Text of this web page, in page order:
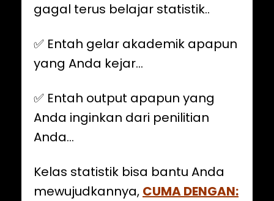
gagal terus belajar statistik..
✅️ Entah gelar akademik apapun
yang Anda kejar…
✅️ Entah output apapun yang
Anda inginkan dari penilitian
Anda…
Kelas statistik bisa bantu Anda
mewujudkannya, CUMA DENGAN: